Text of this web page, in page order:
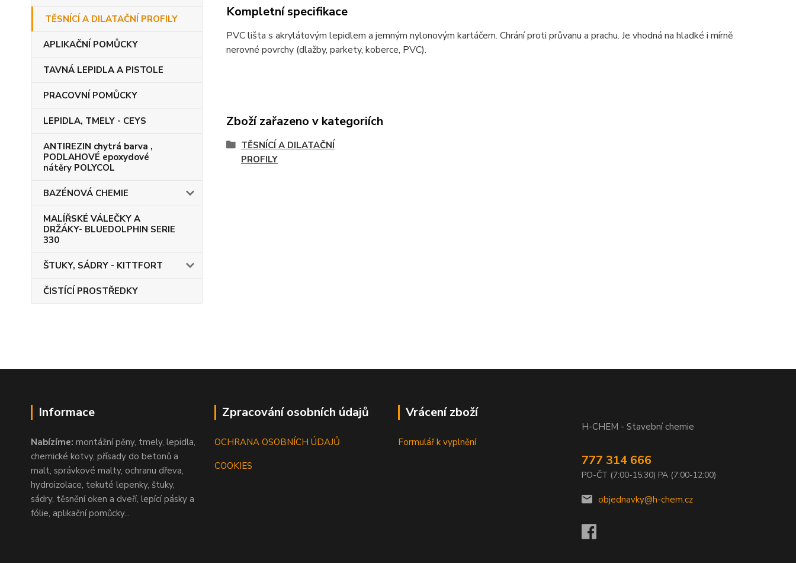
TĚSNÍCÍ A DILATAČNÍ PROFILY
APLIKAČNÍ POMŮCKY
TAVNÁ LEPIDLA A PISTOLE
PRACOVNÍ POMŮCKY
LEPIDLA, TMELY - CEYS
ANTIREZIN chytrá barva ,
PODLAHOVÉ epoxydové
nátěry POLYCOL
BAZÉNOVÁ CHEMIE
MALÍŘSKÉ VÁLEČKY A
DRŽÁKY- BLUEDOLPHIN SERIE
330
ŠTUKY, SÁDRY - KITTFORT
ČISTÍCÍ PROSTŘEDKY
Kompletní specifikace
PVC lišta s akrylátovým lepidlem a jemným nylonovým kartáčem. Chrání proti průvanu a prachu. Je vhodná na hladké i mírně
nerovné povrchy (dlažby, parkety, koberce, PVC).
Zboží zařazeno v kategoriích
TĚSNÍCÍ A DILATAČNÍ
PROFILY
Informace
Nabízíme: montážní pěny, tmely, lepidla,
chemické kotvy, přísady do betonů a
malt, správkové malty, ochranu dřeva,
hydroizolace, tekuté lepenky, štuky,
sádry, těsnění oken a dveří, lepící pásky a
fólie, aplikační pomůcky...
Zpracování osobních údajů
OCHRANA OSOBNÍCH ÚDAJŮ
COOKIES
Vrácení zboží
Formulář k vyplnění
H-CHEM - Stavební chemie
777 314 666
PO-ČT (7:00-15:30) PA (7:00-12:00)
objednavky@h-chem.cz